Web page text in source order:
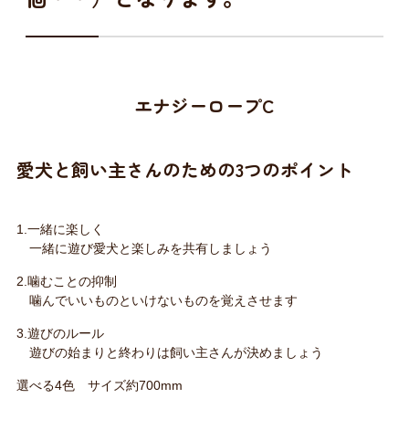
エナジーロープC
愛犬と飼い主さんのための3つのポイント
1.一緒に楽しく
一緒に遊び愛犬と楽しみを共有しましょう
2.噛むことの抑制
噛んでいいものといけないものを覚えさせます
3.遊びのルール
遊びの始まりと終わりは飼い主さんが決めましょう
選べる4色 サイズ約700mm